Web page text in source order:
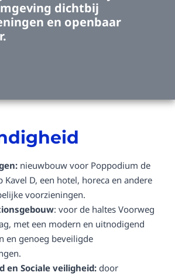
dichtbij
en openbaar
nieuwbouw voor Poppodium de
Kavel D, een hotel, horeca en andere
voorzieningen.
: voor de haltes Voorweg
met een modern en uitnodigend
en genoeg beveiligde
en Sociale veiligheid: door